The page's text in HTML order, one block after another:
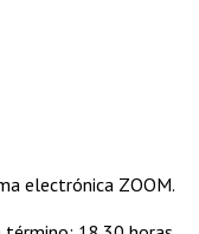
electrónica ZOOM.